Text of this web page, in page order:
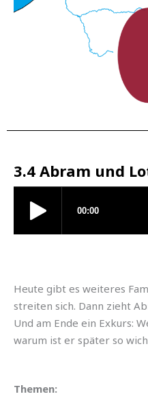
3.4 Abram und
Heute gibt es weiteres
streiten sich. Dann zieht
Und am Ende ein Exkurs:
warum ist er später so
Themen: